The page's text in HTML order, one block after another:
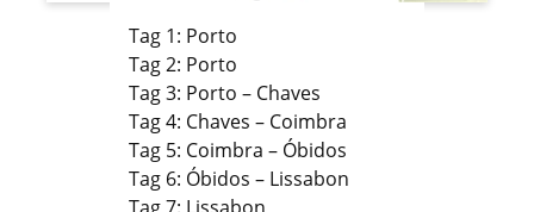
Tag 1: Porto
Tag 2: Porto
Tag 3: Porto – Chaves
Tag 4: Chaves – Coimbra
Tag 5: Coimbra – Óbidos
Tag 6: Óbidos – Lissabon